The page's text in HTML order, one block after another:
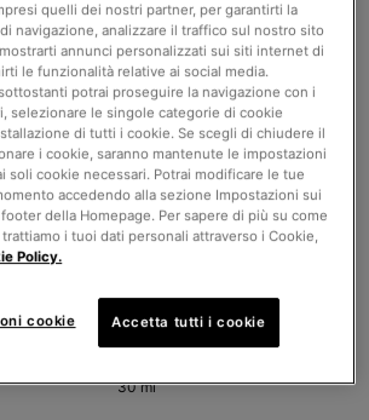
Serum Phyto Corrective
30 ml
quelli dei nostri partner, per garantirti la
navigazione, analizzare il traffico sul nostro sito
annunci personalizzati sui siti internet di
le funzionalità relative ai social media.
potrai proseguire la navigazione con i
selezionare le singole categorie di cookie
di tutti i cookie. Se scegli di chiudere il
i cookie, saranno mantenute le impostazioni
soli cookie necessari. Potrai modificare le tue
accedendo alla sezione Impostazioni sui
della Homepage. Per sapere di più su come
i tuoi dati personali attraverso i Cookie,
Policy.
cookie Accetta tutti i cookie